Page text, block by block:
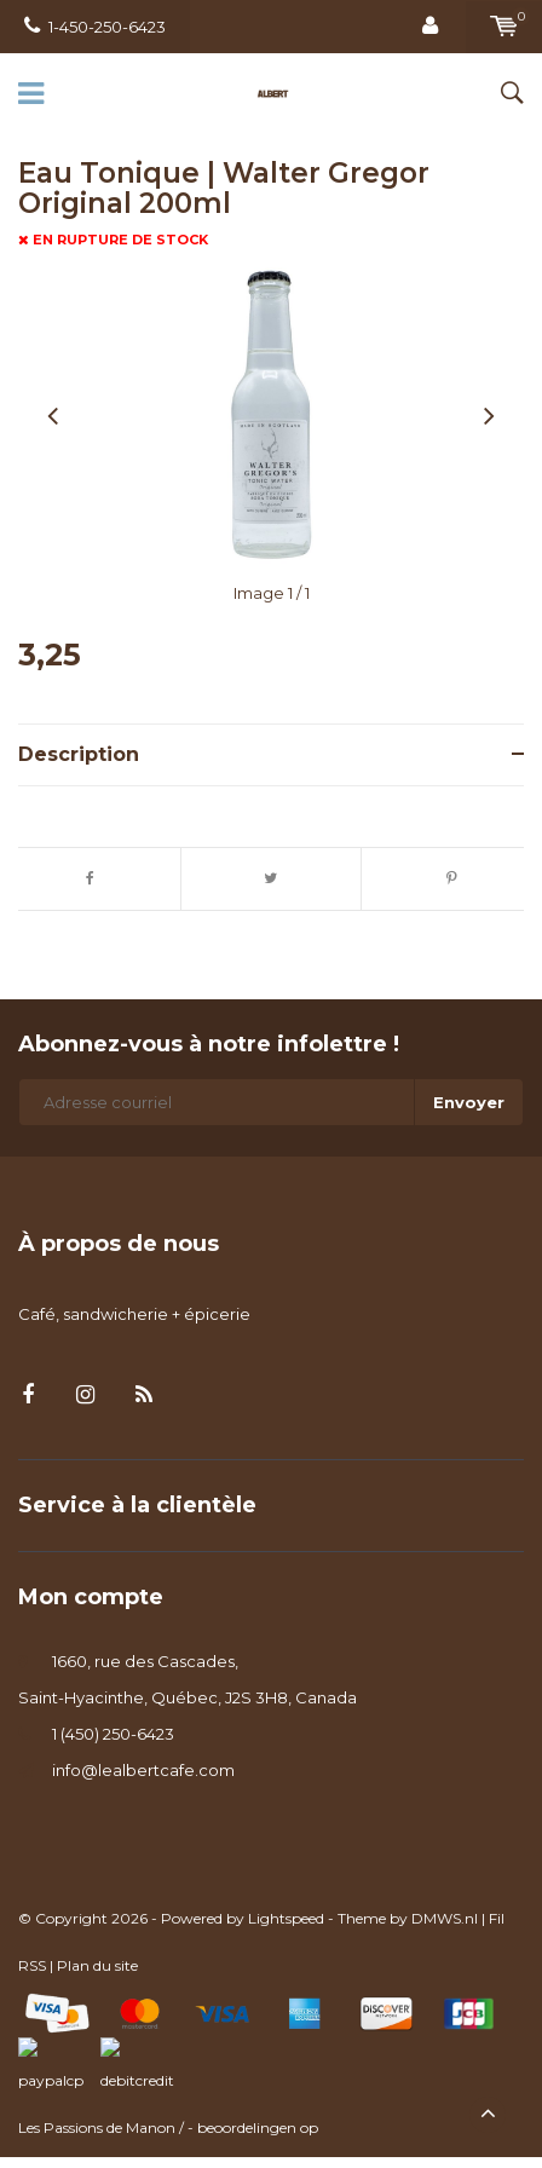
1-450-250-6423
0
Eau Tonique | Walter Gregor
Original 200ml
EN RUPTURE DE STOCK
Image 1 / 1
3,25
Description
Abonnez-vous à notre infolettre !
Envoyer
À propos de nous
Café, sandwicherie + épicerie
Service à la clientèle
Mon compte
1660, rue des Cascades,
Saint-Hyacinthe, Québec, J2S 3H8, Canada
1 (450) 250-6423
info@lealbertcafe.com
© Copyright 2026 - Powered by Lightspeed - Theme by DMWS.nl | Fil
RSS | Plan du site
Les Passions de Manon /- beoordelingen op